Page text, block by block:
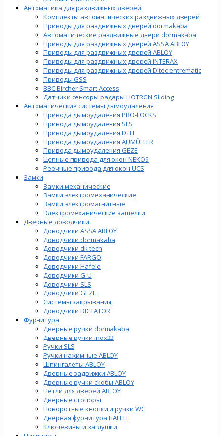
Автоматика для раздвижных дверей
Комплекты автоматических раздвижных дверей
Приводы для раздвижных дверей dormakaba
Автоматические раздвижные двери dormakaba
Приводы для раздвижных дверей ASSA ABLOY
Приводы для раздвижных дверей ABLOY
Приводы для раздвижных дверей INTERAX
Приводы для раздвижных дверей Ditec entrematic
Приводы GSS
BBC Bircher Smart Access
Датчики сенсоры радары HOTRON Sliding
Автоматические системы дымоудаления
Привода дымоудаления PRO-LOCKS
Привода дымоудаления SLS
Привода дымоудаления D+H
Привода дымоудаления AUMÜLLER
Привода дымоудаления GEZE
Цепные привода для окон NEKOS
Реечные привода для окон UСS
Замки
Замки механические
Замки электромеханические
Замки электромагнитные
Электромеханические защелки
Дверные доводчики
Доводчики ASSA ABLOY
Доводчики dormakaba
Доводчики dk tech
Доводчики FARGO
Доводчики Hafele
Доводчики G-U
Доводчики SLS
Доводчики GEZE
Cистемы закрывания
Доводчики DICTATOR
Фурнитура
Дверные ручки dormakaba
Дверные ручки inox22
Ручки SLS
Ручки нажимные ABLOY
Шпингалеты ABLOY
Дверные задвижки ABLOY
Дверные ручки скобы ABLOY
Петли для дверей ABLOY
Дверные стопоры
Поворотные кнопки и ручки WC
Дверная фурнитура HAFELE
Ключевины и заглушки